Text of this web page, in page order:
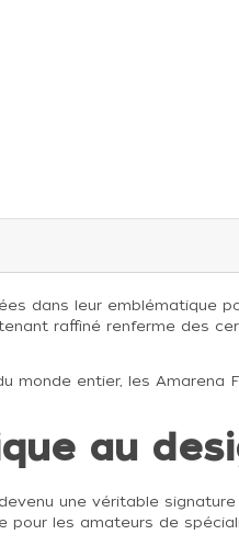
dans leur emblématique
raffiné renferme des
monde entier, les
au
une véritable
pour les amateurs de